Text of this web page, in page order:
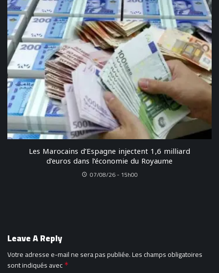
Les Marocains d’Espagne injectent 1,6 milliard
d’euros dans l’économie du Royaume
07/08/26 - 15h00
Leave A Reply
Votre adresse e-mail ne sera pas publiée.Les champs obligatoires
sont indiqués avec *